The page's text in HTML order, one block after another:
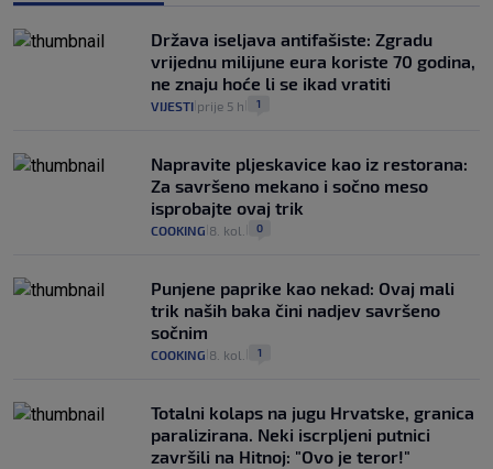
Država iseljava antifašiste: Zgradu
vrijednu milijune eura koriste 70 godina,
ne znaju hoće li se ikad vratiti
VIJESTI prije 5 h 1
Napravite pljeskavice kao iz restorana:
Za savršeno mekano i sočno meso
isprobajte ovaj trik
COOKING 8. kol. 0
Punjene paprike kao nekad: Ovaj mali
trik naših baka čini nadjev savršeno
sočnim
COOKING 8. kol. 1
Totalni kolaps na jugu Hrvatske, granica
paralizirana. Neki iscrpljeni putnici
završili na Hitnoj: "Ovo je teror!"